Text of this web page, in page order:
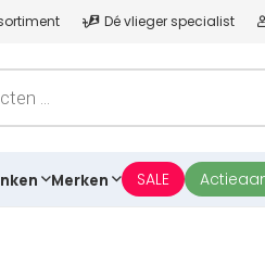
Dé vlieger specialist
Merken SALE